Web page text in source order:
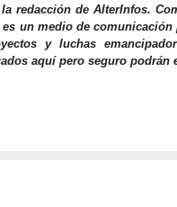
redacción de AlterInfos.
un medio de
y luchas
aquí pero seguro podrán